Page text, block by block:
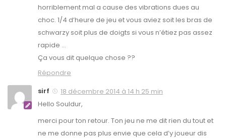
horriblement mal a cause des vibrations dues au
choc. 1/4 d’heure de jeu et vous aviez soit les bras de
schwarzy soit plus de doigts si vous n’étiez pas assez
rapide …
Ça vous dit quelque chose ??
Répondre
sirf
18 décembre 2014 à 14 h 25 min
Hello Souldur,
merci pour ton retour. Ton jeu ne me dit rien du tout et
ne me donne pas plus envie que cela d’y joueur dis